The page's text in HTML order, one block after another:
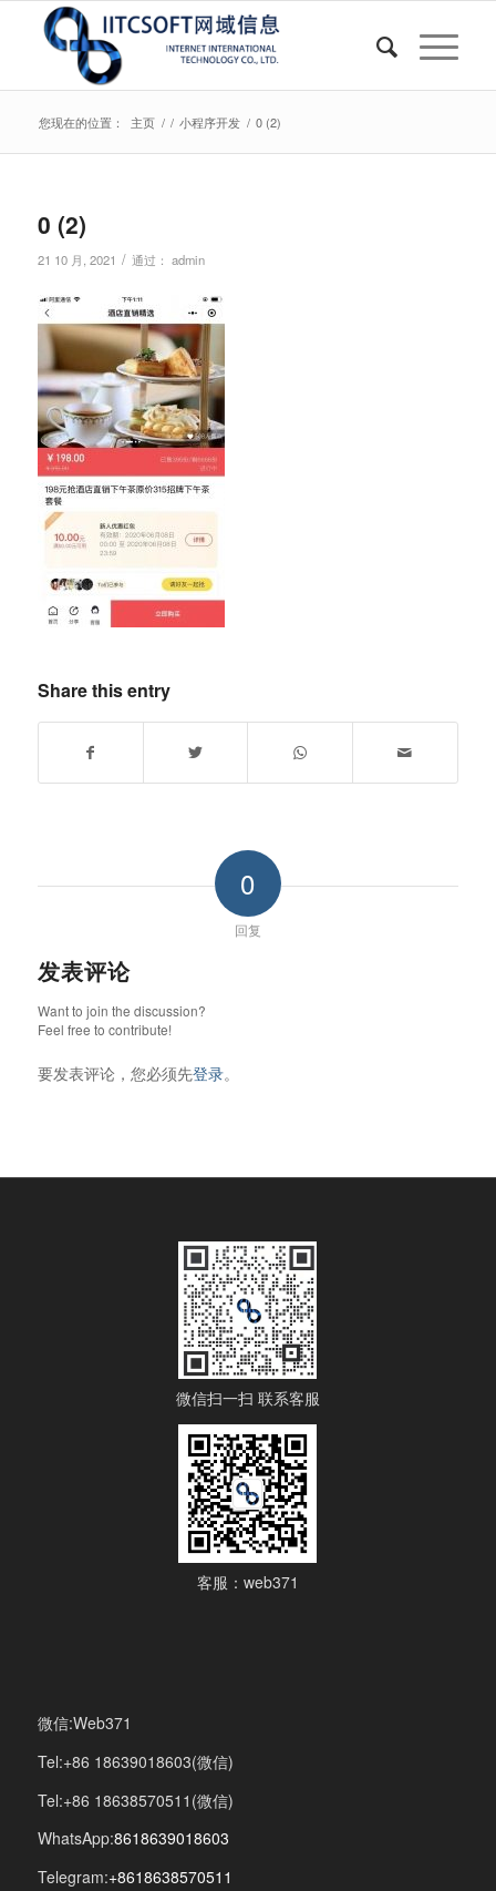
您现在的位置： 主页 / / 小程序开发 / 0 (2)
0 (2)
21 10 月, 2021 / 通过： admin
Share this entry
0
回复
发表评论
Want to join the discussion?
Feel free to contribute!
要发表评论，您必须先登录。
微信扫一扫 联系客服
客服：web371
微信:Web371
Tel:+86 18639018603(微信)
Tel:+86 18638570511(微信)
WhatsApp:8618639018603
Telegram:+8618638570511